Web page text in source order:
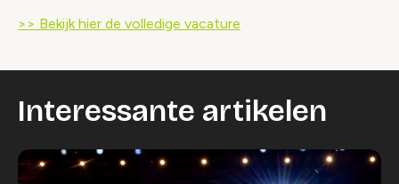
>> Bekijk hier de volledige vacature
Interessante artikelen